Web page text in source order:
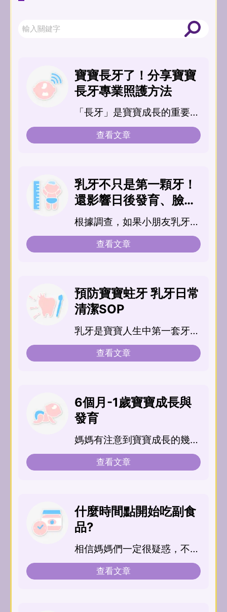
寶寶長牙了！分享寶寶
長牙專業照護方法
「長牙」是寶寶成長的重要里
程碑之一...
查看文章
乳牙不只是第一顆牙！
還影響日後發育、臉
型、自信
根據調查，如果小朋友乳牙的
蛀牙高於五...
查看文章
預防寶寶蛀牙 乳牙日常
清潔SOP
乳牙是寶寶人生中第一套牙
齒，雖然遲早會替換成恆牙，
但若在這階段沒有保護...
查看文章
6個月-1歲寶寶成長與
發育
媽媽有注意到寶寶成長的幾個
里程碑嗎？現在他長大了，身
體運作更加成熟，也具...
查看文章
什麼時間點開始吃副食
品?
相信媽媽們一定很疑惑，不知
道什麼時候可以給寶寶第一口
副食品吧？別擔心，許...
查看文章